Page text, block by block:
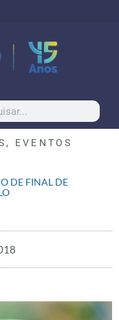
, EVENTOS
DE FINAL DE